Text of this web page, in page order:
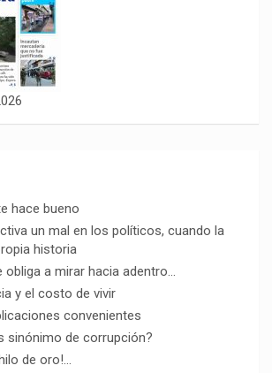
hace bueno
un mal en los políticos, cuando la
historia
obliga a mirar hacia adentro…
y el costo de vivir
convenientes
sinónimo de corrupción?
de oro!…